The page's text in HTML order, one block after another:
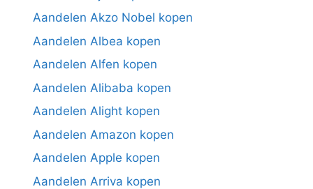
Aandelen Akzo Nobel kopen
Aandelen Albea kopen
Aandelen Alfen kopen
Aandelen Alibaba kopen
Aandelen Alight kopen
Aandelen Amazon kopen
Aandelen Apple kopen
Aandelen Arriva kopen